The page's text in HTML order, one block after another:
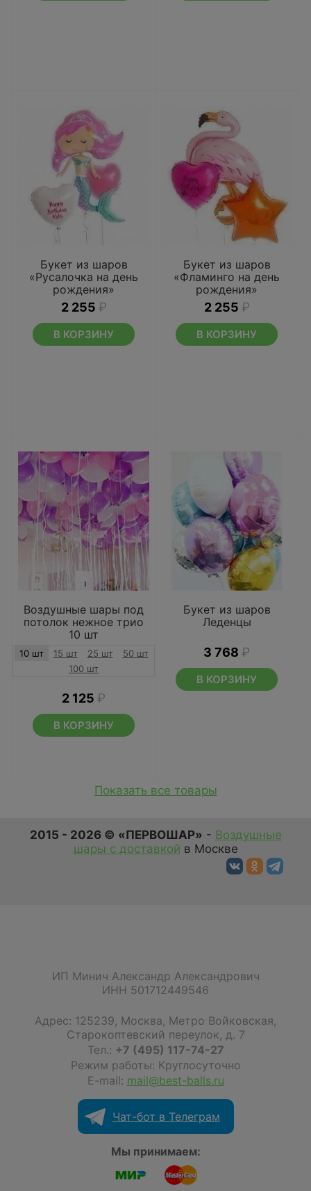
Букет из шаров
«Русалочка на день
рождения»
2 255 ₽
В КОРЗИНУ
Букет из шаров
«Фламинго на день
рождения»
2 255 ₽
В КОРЗИНУ
Воздушные шары под
потолок нежное трио
10 шт
10 шт 15 шт 25 шт
50 шт
100 шт
2 125 ₽
В КОРЗИНУ
Букет из шаров
Леденцы
3 768 ₽
В КОРЗИНУ
Показать все товары
2015 - 2026 © «ПЕРВОШАР» - Воздушные
шары с доставкой в Москве
ИП Минич Александр Александрович
ИНН 501712449546
Адрес: 125239, Москва, Метро Войковская,
Старокоптевский переулок, д. 7
Тел.: +7 (495) 117-74-27
Режим работы: Круглосуточно
E-mail: mail@best-balls.ru
Чат-бот в Телеграм
Мы принимаем: